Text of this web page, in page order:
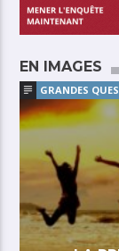
EN IMAGES
GRANDES